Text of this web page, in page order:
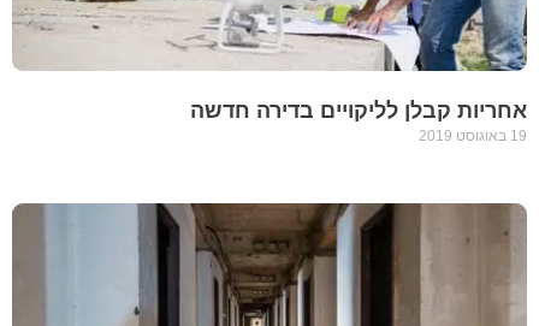
אחריות קבלן לליקויים בדירה חדשה
19 באוגוסט 2019